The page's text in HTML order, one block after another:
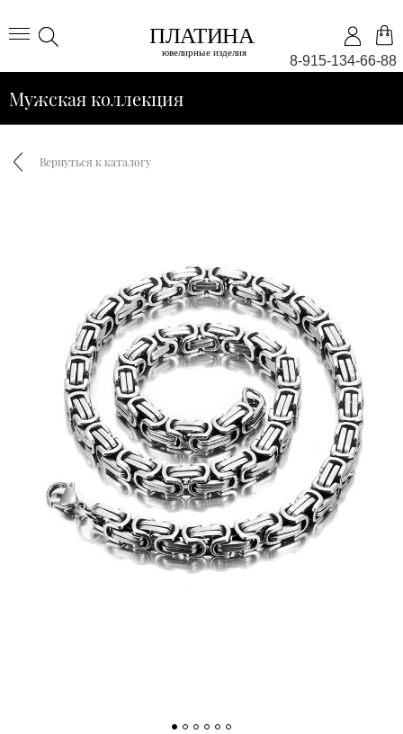
8-915-134-66-88
Мужская коллекция
Вернуться к каталогу